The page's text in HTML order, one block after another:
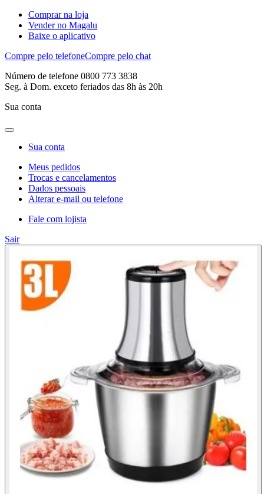
Comprar na loja
Vender no Magalu
Baixe o aplicativo
Compre pelo telefoneCompre pelo chat
Número de telefone 0800 773 3838
Seg. à Dom. exceto feriados das 8h às 20h
Sua conta
Sua conta
Meus pedidos
Trocas e cancelamentos
Dados pessoais
Alterar e-mail ou telefone
Fale com lojista
Sair